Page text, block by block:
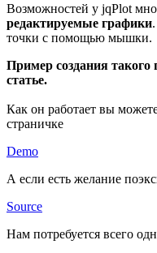
Возможностей у jqPlot
редактируемые графики
точки с помощью мышки.
Пример создания такого
статье.
Как он работает вы
страничке
Demo
А если есть желание
Source
Нам потребуется всего